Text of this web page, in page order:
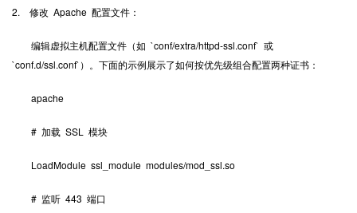
2. 修改 Apache 配置文件：
编辑虚拟主机配置文件（如 `conf/extra/httpd-ssl.conf` 或
`conf.d/ssl.conf`）。下面的示例展示了如何按优先级组合配置两种证书：
apache
# 加载 SSL 模块
LoadModule ssl_module modules/mod_ssl.so
# 监听 443 端口